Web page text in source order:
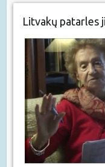
Litvakų patarles